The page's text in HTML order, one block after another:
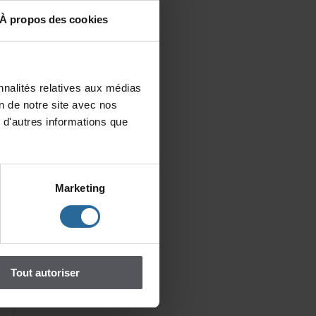
Àproposdescookies
Marketing
Toutautoriser